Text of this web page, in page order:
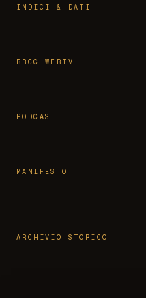
INDICI & DATI
BBCC WEBTV
PODCAST
MANIFESTO
ARCHIVIO STORICO